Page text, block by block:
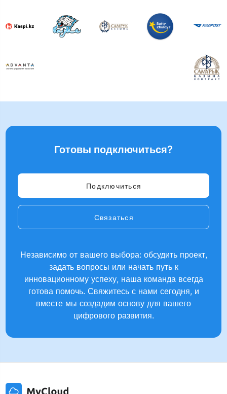
Готовы подключиться?
Подключиться
Связаться
Независимо от вашего выбора: обсудить проект,
задать вопросы или начать путь к
инновационному успеху, наша команда всегда
готова помочь. Свяжитесь с нами сегодня, и
вместе мы создадим основу для вашего
цифрового развития.